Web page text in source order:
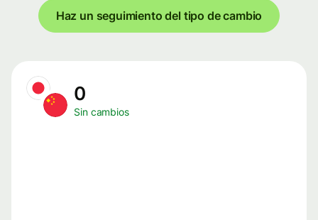
Haz un seguimiento del tipo de cambio
0
Sin cambios